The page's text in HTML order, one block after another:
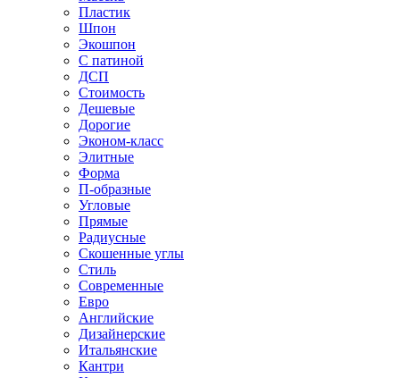
Пластик
Шпон
Экошпон
С патиной
ДСП
Стоимость
Дешевые
Дорогие
Эконом-класс
Элитные
Форма
П-образные
Угловые
Прямые
Радиусные
Скошенные углы
Стиль
Современные
Евро
Английские
Дизайнерские
Итальянские
Кантри